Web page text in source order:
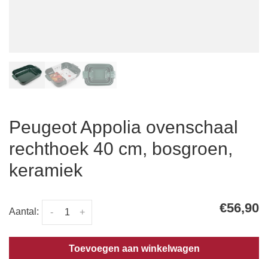
Peugeot Appolia ovenschaal
rechthoek 40 cm, bosgroen,
keramiek
Aantal: +
- €56,90
Toevoegen aan winkelwagen